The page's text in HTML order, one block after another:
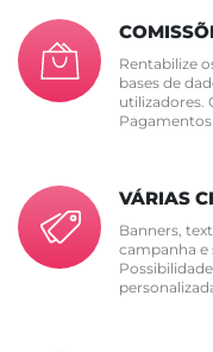
Rentabilize
bases de
utilizadores.
VÁRIAS
Banners,
campanha e